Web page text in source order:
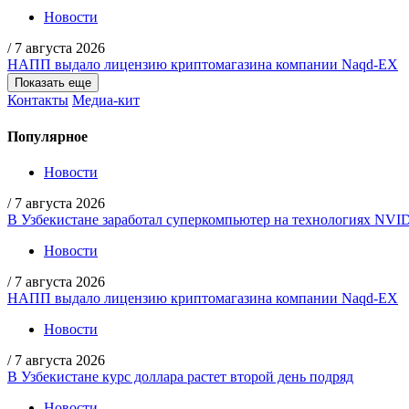
Новости
/ 7 августа 2026
НАПП выдало лицензию криптомагазина компании Naqd-EX
Показать еще
Контакты Медиа-кит
Популярное
Новости
/ 7 августа 2026
В Узбекистане заработал суперкомпьютер на технологиях
Новости
/ 7 августа 2026
НАПП выдало лицензию криптомагазина компании Naqd-EX
Новости
/ 7 августа 2026
В Узбекистане курс доллара растет второй день подряд